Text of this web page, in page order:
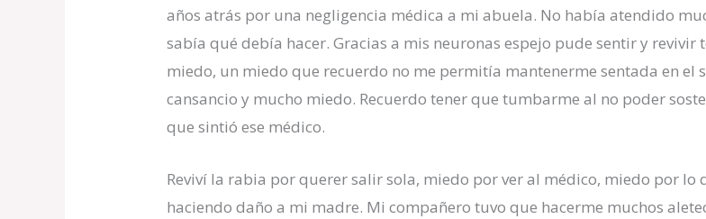
años atrás por una negligencia médica a mi abuela. No había atendido
sabía qué debía hacer. Gracias a mis neuronas espejo pude sentir y
miedo, un miedo que recuerdo no me permitía mantenerme sentada en el
cansancio y mucho miedo. Recuerdo tener que tumbarme al no poder
que sintió ese médico.
Reviví la rabia por querer salir sola, miedo por ver al médico, miedo por
haciendo daño a mi madre. Mi compañero tuvo que hacerme muchos